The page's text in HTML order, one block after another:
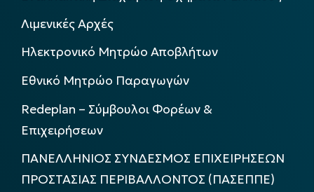
Λιμενικές Αρχές
Ηλεκτρονικό Μητρώο Αποβλήτων
Εθνικό Μητρώο Παραγωγών
Redeplan – Σύμβουλοι Φορέων &
Επιχειρήσεων
ΠΑΝΕΛΛΗΝΙΟΣ ΣΥΝΔΕΣΜΟΣ ΕΠΙΧΕΙΡΗΣΕΩΝ
ΠΡΟΣΤΑΣΙΑΣ ΠΕΡΙΒΑΛΛΟΝΤΟΣ (ΠΑΣΕΠΠΕ)